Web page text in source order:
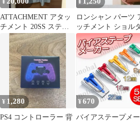
¥
ATTACHMENT アタッ
チメント 20SS ステン
カラーコート ブルー
¥
ロンシャン パーツ
ッチメント ショル
ストラップ トート
グ
¥ 1,280
PS4 コントローラー 背
¥670
バイアステープメ